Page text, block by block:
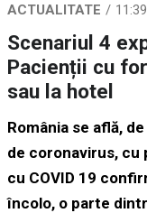
ACTUALITATE
Scenariul 4
Pacienții cu
sau la hotel
România se află,
de coronavirus,
cu COVID 19
încolo, o parte